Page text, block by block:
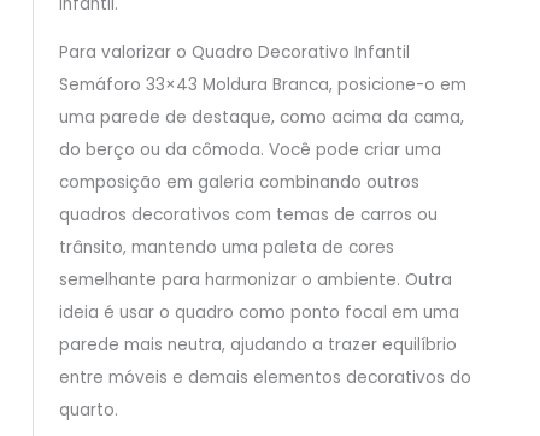
Para valorizar o Quadro Decorativo Infantil
Semáforo 33×43 Moldura Branca, posicione-o em
uma parede de destaque, como acima da cama,
do berço ou da cômoda. Você pode criar uma
composição em galeria combinando outros
quadros decorativos com temas de carros ou
trânsito, mantendo uma paleta de cores
semelhante para harmonizar o ambiente. Outra
ideia é usar o quadro como ponto focal em uma
parede mais neutra, ajudando a trazer equilíbrio
entre móveis e demais elementos decorativos do
quarto.